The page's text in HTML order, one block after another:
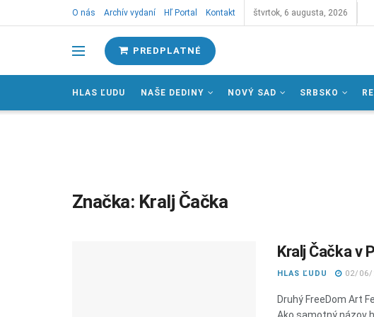
O nás Archív vydaní Hľ Portal Kontakt štvrtok, 6 augusta, 2026
PREDPLATNÉ
HLAS ĽUDU NAŠE DEDINY NOVÝ SAD SRBSKO
Značka: Kralj Čačka
Kralj Čačka v
HLAS ĽUDU 02/06/
Druhý FreeDom Art